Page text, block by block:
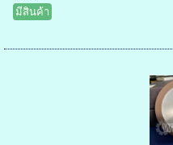
มีสินค้า